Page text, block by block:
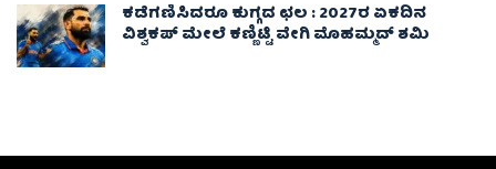
ಕಡೆಗಣಿಸಿದರೂ ಕುಗ್ಗದ ಛಲ : 2027ರ ಏಕದಿನ
ವಿಶ್ವಕಪ್‌ ಮೇಲೆ ಕಣ್ಣಿಟ್ಟಿ ವೇಗಿ ಮೊಹಮ್ಮದ್ ಶಮಿ